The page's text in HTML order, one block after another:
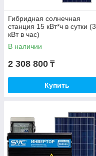
Гибридная солнечная
станция 15 кВт*ч в сутки (3
кВт в час)
В наличии
2 308 800 ₸
Купить